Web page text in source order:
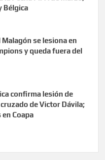
Bélgica
se lesiona en
y queda fuera del
confirma lesión de
de Victor Dávila;
Coapa